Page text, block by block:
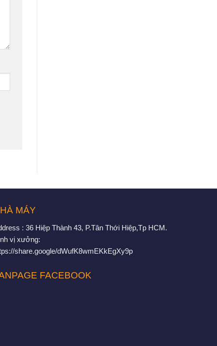
MÁY
: 36 Hiệp Thành 43, P.Tân Thới Hiệp,Tp HCM.
vị xưởng:
share.google/dWufK8wmEKkEgXy9p
FACEBOOK